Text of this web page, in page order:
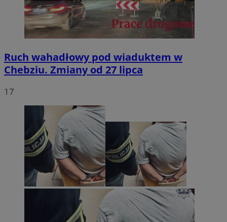
Ruch wahadłowy pod wiaduktem w
Chebziu. Zmiany od 27 lipca
17